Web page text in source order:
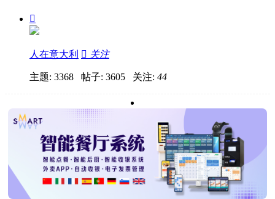

人在意大利  关注
主题: 3368 帖子: 3605 关注: 44